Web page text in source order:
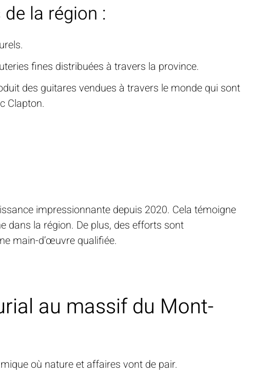
la région :
fines distribuées à travers la province.
des guitares vendues à travers le monde qui sont
Clapton.
impressionnante depuis 2020. Cela témoigne
dans la région. De plus, des efforts sont
main-d’œuvre qualifiée.
au massif du Mont-
où nature et affaires vont de pair.